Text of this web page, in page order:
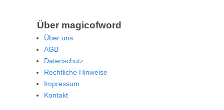
Über magicofword
Über uns
AGB
Datenschutz
Rechtliche Hinweise
Impressum
Kontakt